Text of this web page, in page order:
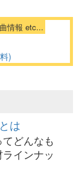
情報 etc...
)
は
どんなも
インナッ